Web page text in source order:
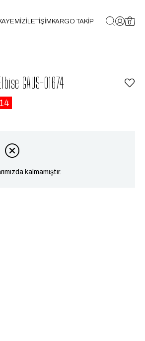
İLETİŞİMKARGO TAKİP 0
GAUS-01674
14
kalmamıştır.